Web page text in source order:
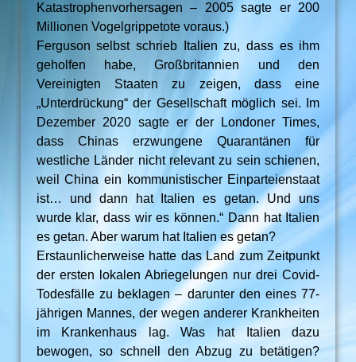
Katastrophenvorhersagen – 2005 sagte er 200
Millionen Vogelgrippetote voraus.)
Ferguson selbst schrieb Italien zu, dass es ihm
geholfen habe, Großbritannien und den
Vereinigten Staaten zu zeigen, dass eine
„Unterdrückung“ der Gesellschaft möglich sei. Im
Dezember 2020 sagte er der Londoner Times,
dass Chinas erzwungene Quarantänen für
westliche Länder nicht relevant zu sein schienen,
weil China ein kommunistischer Einparteienstaat
ist… und dann hat Italien es getan. Und uns
wurde klar, dass wir es können.“ Dann hat Italien
es getan. Aber warum hat Italien es getan?
Erstaunlicherweise hatte das Land zum Zeitpunkt
der ersten lokalen Abriegelungen nur drei Covid-
Todesfälle zu beklagen – darunter den eines 77-
jährigen Mannes, der wegen anderer Krankheiten
im Krankenhaus lag. Was hat Italien dazu
bewogen, so schnell den Abzug zu betätigen?